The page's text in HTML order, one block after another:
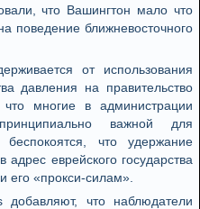
что Вашингтон мало что
поведение ближневосточного
от использования
давления на правительство
многие в администрации
важной для
что удержание
еврейского государства
его «прокси-силам».
добавляют, что наблюдатели